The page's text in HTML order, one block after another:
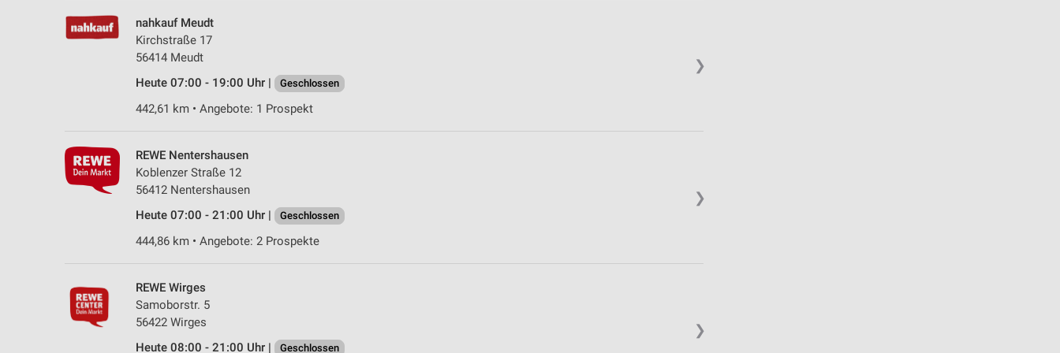
❯
nahkauf Meudt
Kirchstraße 17
56414 Meudt
Heute 07:00 - 19:00 Uhr |
Geschlossen
442,61 km • Angebote: 1 Prospekt
❯
REWE Nentershausen
Koblenzer Straße 12
56412 Nentershausen
Heute 07:00 - 21:00 Uhr |
Geschlossen
444,86 km • Angebote: 2 Prospekte
❯
REWE Wirges
Samoborstr. 5
56422 Wirges
Heute 08:00 - 21:00 Uhr |
Geschlossen